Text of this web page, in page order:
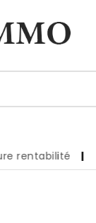
| Tout